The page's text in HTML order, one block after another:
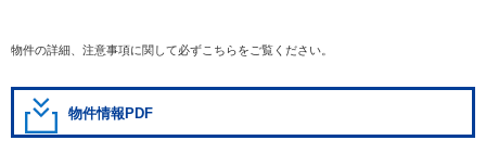
物件の詳細、注意事項に関して必ずこちらをご覧ください。
物件情報PDF